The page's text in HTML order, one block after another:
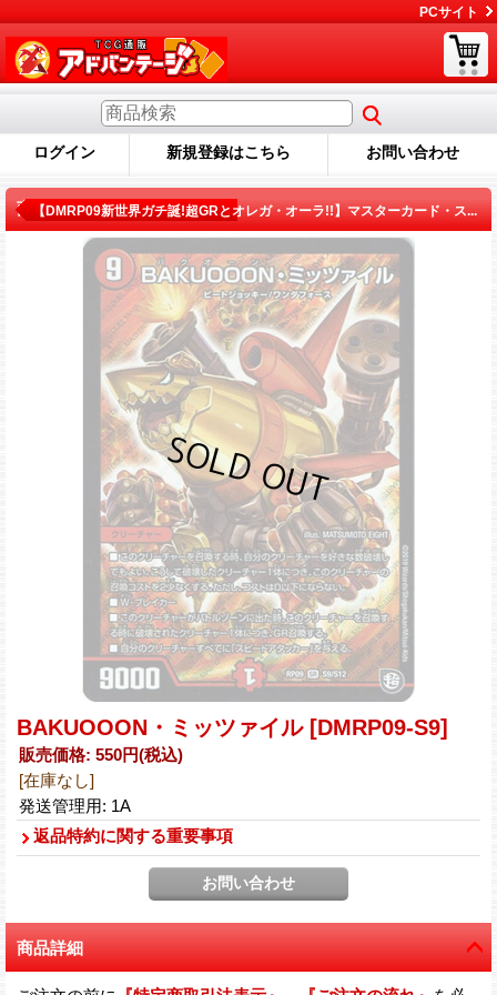
PCサイト
ログイン 新規登録はこちら お問い合わせ
商品詳細
【DMRP09新世界ガチ誕!超GRとオレガ・オーラ!!】マスターカード・ス...
BAKUOOON・ミッツァイル [DMRP09-S9]
販売価格: 550円(税込)
[在庫なし]
発送管理用: 1A
返品特約に関する重要事項
商品詳細